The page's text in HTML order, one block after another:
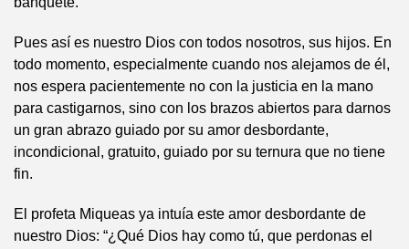
Pues así es nuestro Dios con todos nosotros, sus hijos. En
todo momento, especialmente cuando nos alejamos de él,
nos espera pacientemente no con la justicia en la mano
para castigarnos, sino con los brazos abiertos para darnos
un gran abrazo guiado por su amor desbordante,
incondicional, gratuito, guiado por su ternura que no tiene
fin.
El profeta Miqueas ya intuía este amor desbordante de
nuestro Dios: “¿Qué Dios hay como tú, que perdonas el